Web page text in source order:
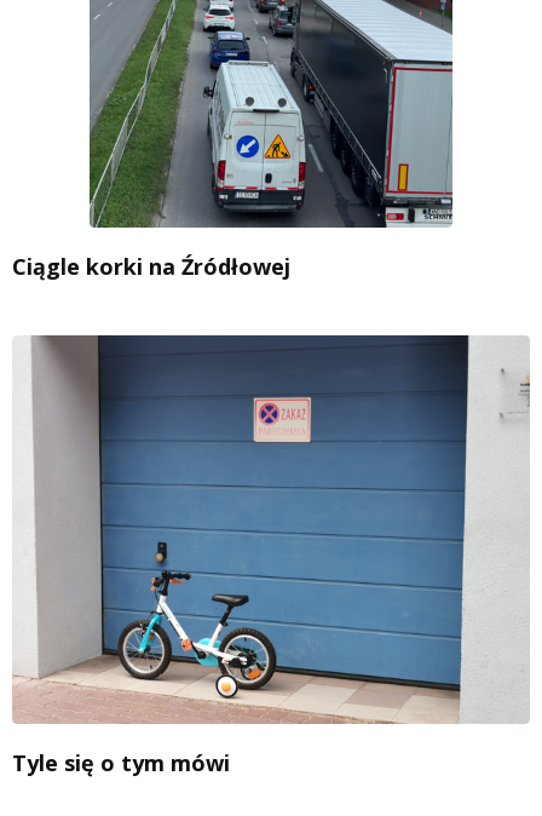
Ciągle korki na Źródłowej
Tyle się o tym mówi